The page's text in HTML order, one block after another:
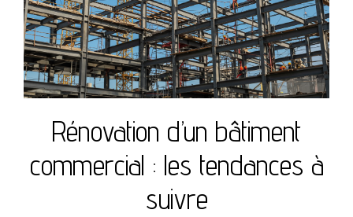
Rénovation d’un bâtiment
commercial : les tendances à
suivre